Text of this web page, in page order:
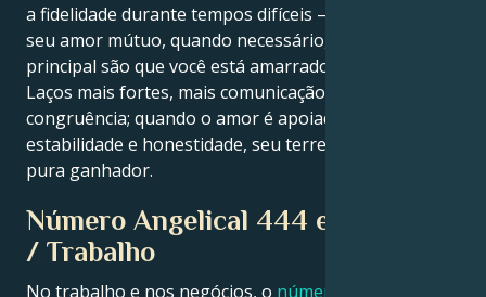
a fidelidade durante tempos difíceis – o empenho de
seu amor mútuo, quando necessário, e a mensagem
principal são que você está amarrado para sempre.
Laços mais fortes, mais comunicação, mais
congruência; quando o amor é apoiado por
estabilidade e honestidade, seu terreno é muito mais
pura ganhador.
Número Angelical 444 e Carreira
/ Trabalho
No trabalho e nos negócios, o número angelical 444